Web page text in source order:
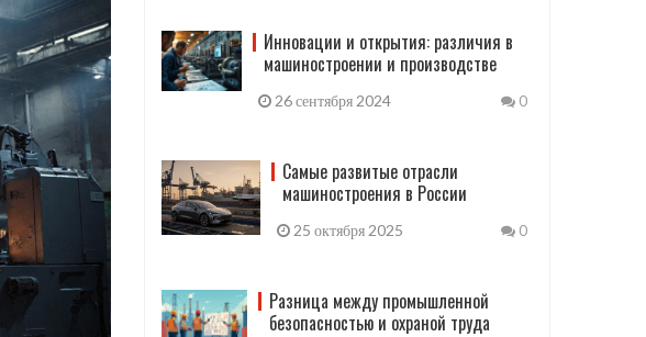
Инновации и открытия: различия в
машиностроении и производстве
26 сентября 2024 0
Самые развитые отрасли
машиностроения в России
25 октября 2025 0
Разница между промышленной
безопасностью и охраной труда